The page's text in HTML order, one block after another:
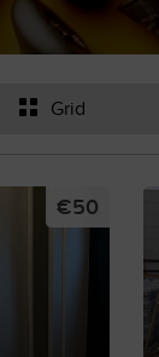
Grid
€50